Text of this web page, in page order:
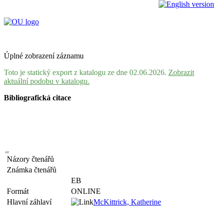
Úplné zobrazení záznamu
Toto je statický export z katalogu ze dne 02.06.2026. Zobrazit
aktuální podobu v katalogu.
Bibliografická citace
Názory čtenářů
Známka čtenářů
EB
Formát
ONLINE
Hlavní záhlaví
McKittrick, Katherine